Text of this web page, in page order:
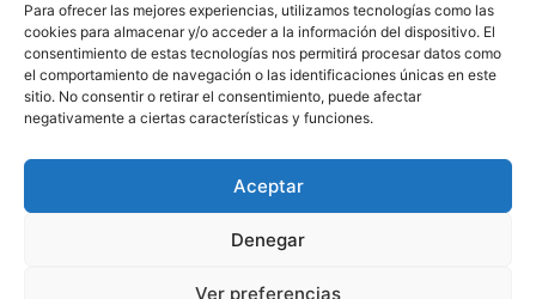
Para ofrecer las mejores experiencias, utilizamos tecnologías como las
cookies para almacenar y/o acceder a la información del dispositivo. El
consentimiento de estas tecnologías nos permitirá procesar datos como
el comportamiento de navegación o las identificaciones únicas en este
sitio. No consentir o retirar el consentimiento, puede afectar
negativamente a ciertas características y funciones.
Aceptar
Denegar
Ver preferencias